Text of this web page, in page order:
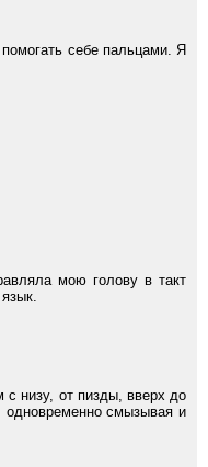
себе пальцами. Я
мою голову в такт
с низу, от пизды, вверх до
одновременно смызывая и